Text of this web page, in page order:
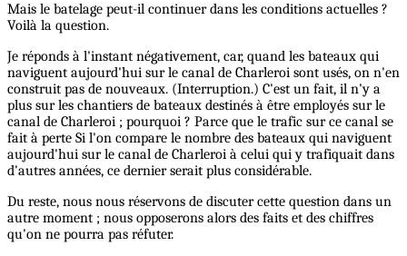
Mais le batelage peut-il continuer dans les conditions actuelles ?
Voilà la question.
Je réponds à l'instant négativement, car, quand les bateaux qui
naviguent aujourd'hui sur le canal de Charleroi sont usés, on n'en
construit pas de nouveaux. (Interruption.) C'est un fait, il n'y a
plus sur les chantiers de bateaux destinés à être employés sur le
canal de Charleroi ; pourquoi ? Parce que le trafic sur ce canal se
fait à perte Si l'on compare le nombre des bateaux qui naviguent
aujourd'hui sur le canal de Charleroi à celui qui y trafiquait dans
d'autres années, ce dernier serait plus considérable.
Du reste, nous nous réservons de discuter cette question dans un
autre moment ; nous opposerons alors des faits et des chiffres
qu'on ne pourra pas réfuter.